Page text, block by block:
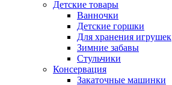
Детские товары
Ванночки
Детские горшки
Для хранения игрушек
Зимние забавы
Стульчики
Консервация
Закаточные машинки